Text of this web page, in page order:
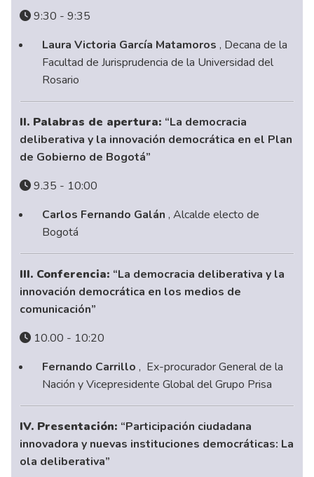
9:30 - 9:35
Laura Victoria García Matamoros , Decana de la
Facultad de Jurisprudencia de la Universidad del
Rosario
II. Palabras de apertura: “La democracia
deliberativa y la innovación democrática en el Plan
de Gobierno de Bogotá”
9.35 - 10:00
Carlos Fernando Galán , Alcalde electo de
Bogotá
III. Conferencia: “La democracia deliberativa y la
innovación democrática en los medios de
comunicación”
10.00 - 10:20
Fernando Carrillo , Ex-procurador General de la
Nación y Vicepresidente Global del Grupo Prisa
IV. Presentación: “Participación ciudadana
innovadora y nuevas instituciones democráticas: La
ola deliberativa”